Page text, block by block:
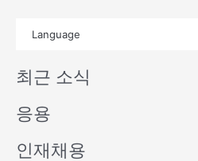
u
e
i
n
Language
최근 소식
응용
인재채용